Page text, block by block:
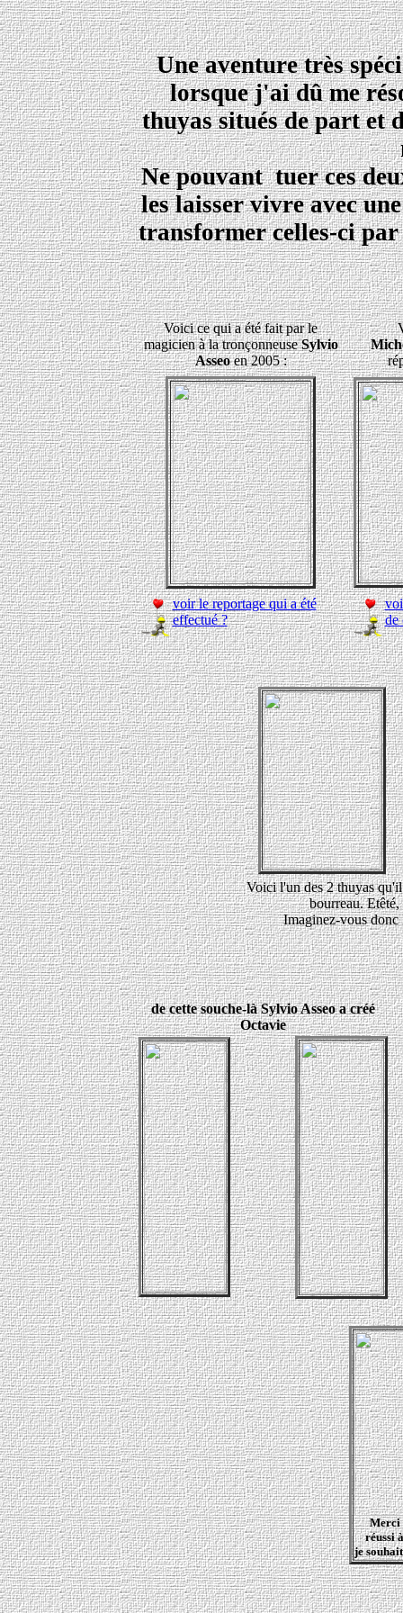
Une aventure très
lorsque j'ai dû me
thuyas situés de part et
Ne pouvant tuer ces
les laisser vivre avec
transformer celles-ci
Voici ce qui a été fait par le
magicien à la tronçonneuseSylvio
Asseoen 2005 :
voir le reportage qui a été
effectué ?
de
Voici l'un des 2 thuyas
bourreau. Etêté,
Imaginez-vous donc
de cette souche-là Sylvio Asseo a créé
Octavie
Merci
réussi
je